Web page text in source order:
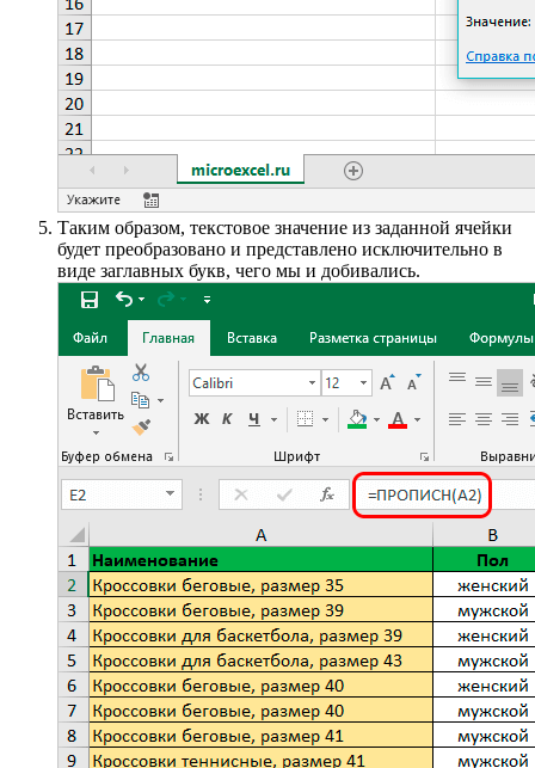
Таким образом, текстовое значение из заданной ячейки
будет преобразовано и представлено исключительно в
виде заглавных букв, чего мы и добивались.